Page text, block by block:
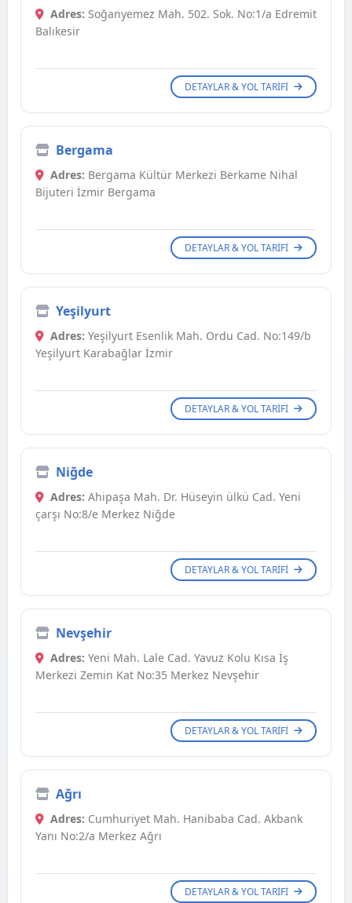
Adres: Soğanyemez Mah. 502. Sok. No:1/a Edremit
Balıkesir
DETAYLAR & YOL TARIFI
Bergama
Adres: Bergama Kültür Merkezi Berkame Nihal
Bijuteri İzmir Bergama
DETAYLAR & YOL TARIFI
Yeşilyurt
Adres: Yeşilyurt Esenlik Mah. Ordu Cad. No:149/b
Yeşilyurt Karabağlar İzmir
DETAYLAR & YOL TARIFI
Niğde
Adres: Ahipaşa Mah. Dr. Hüseyin ülkü Cad. Yeni
çarşı No:8/e Merkez Niğde
DETAYLAR & YOL TARIFI
Nevşehir
Adres: Yeni Mah. Lale Cad. Yavuz Kolu Kısa İş
Merkezi Zemin Kat No:35 Merkez Nevşehir
DETAYLAR & YOL TARIFI
Ağrı
Adres: Cumhuriyet Mah. Hanibaba Cad. Akbank
Yanı No:2/a Merkez Ağrı
DETAYLAR & YOL TARIFI